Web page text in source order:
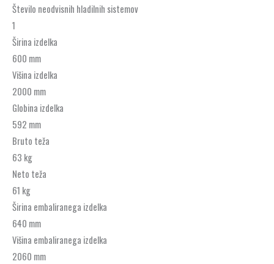
Število neodvisnih hladilnih sistemov
1
Širina izdelka
600 mm
Višina izdelka
2000 mm
Globina izdelka
592 mm
Bruto teža
63 kg
Neto teža
61 kg
Širina embaliranega izdelka
640 mm
Višina embaliranega izdelka
2060 mm